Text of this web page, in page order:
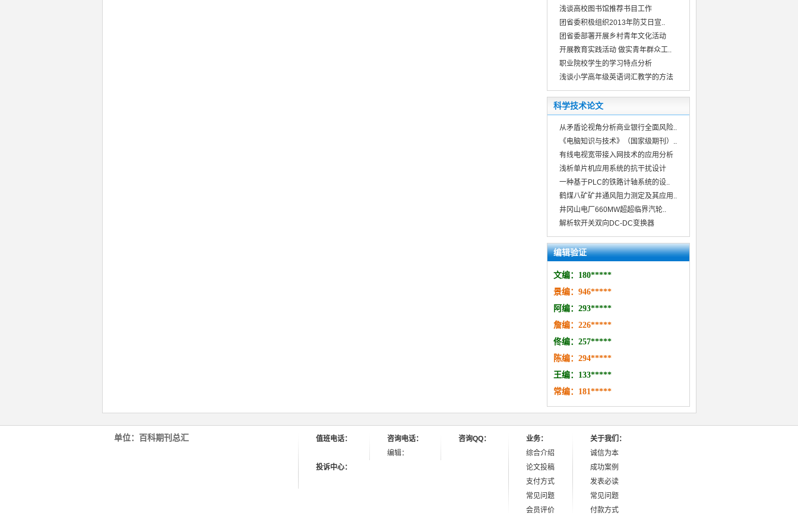
浅谈高校图书馆推荐书目工作
团省委积极组织2013年防艾日宣..
团省委部署开展乡村青年文化活动
开展教育实践活动 做实青年群众工..
职业院校学生的学习特点分析
浅谈小学高年级英语词汇教学的方法
科学技术论文
从矛盾论视角分析商业银行全面风险..
《电脑知识与技术》（国家级期刊）..
有线电视宽带接入网技术的应用分析
浅析单片机应用系统的抗干扰设计
一种基于PLC的铁路计轴系统的设..
鹤煤八矿矿井通风阻力测定及其应用..
井冈山电厂660MW超超临界汽轮..
解析软开关双向DC-DC变换器
编辑验证
文编： 180*****
景编： 946*****
阿编：293*****
詹编： 226*****
佟编： 257*****
陈编： 294*****
王编：133*****
常编： 181*****
单位：百科期刊总汇 值班电话：
投诉中心：
咨询电话：
编辑：
咨询QQ：
业务：
综合介绍
论文投稿
支付方式
常见问题
会员评价
关于我们：
诚信为本
成功案例
发表必读
常见问题
付款方式